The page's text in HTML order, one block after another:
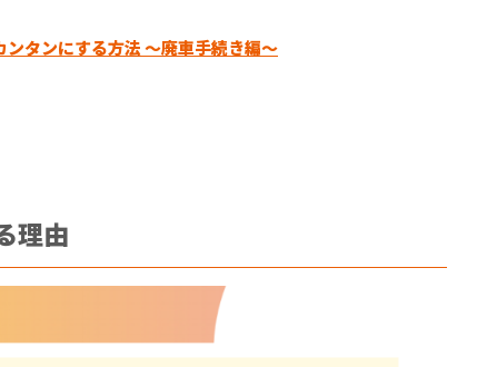
ンタンにする方法 ～廃車手続き編～
理由